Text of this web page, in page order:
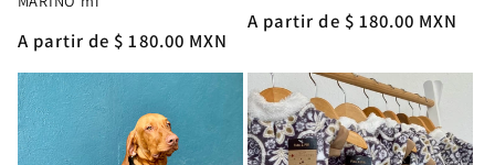
Precio
habitual
A partir de $ 180.00 MXN
Precio
A partir de $ 180.00 MXN